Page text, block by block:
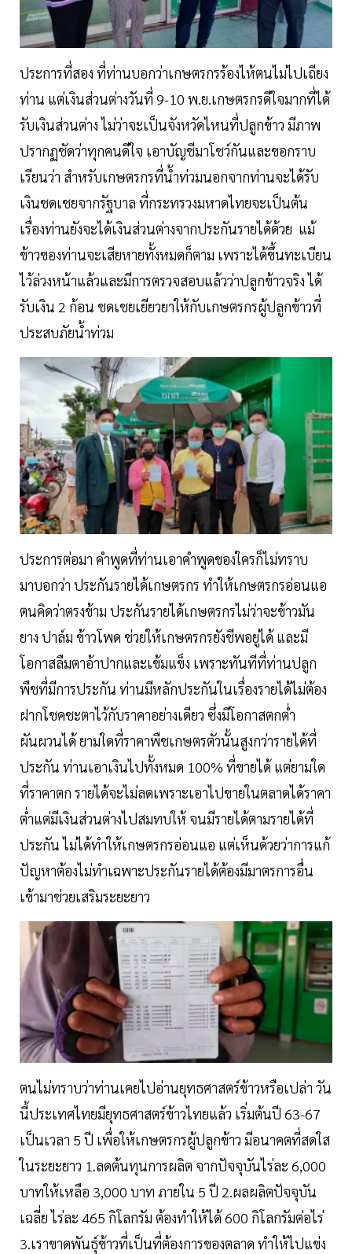
ประการที่สอง ที่ท่านบอกว่าเกษตรกรร้องไห้ตนไม่ไปเถียง
ท่าน แต่เงินส่วนต่างวันที่ 9-10 พ.ย.เกษตรกรดีใจมากที่ได้
รับเงินส่วนต่าง ไม่ว่าจะเป็นจังหวัดไหนที่ปลูกข้าว มีภาพ
ปรากฏชัดว่าทุกคนดีใจ เอาบัญชีมาโชว์กันและขอกราบ
เรียนว่า สำหรับเกษตรกรที่น้ำท่วมนอกจากท่านจะได้รับ
เงินชดเชยจากรัฐบาล ที่กระทรวงมหาดไทยจะเป็นต้น
เรื่องท่านยังจะได้เงินส่วนต่างจากประกันรายได้ด้วย แม้
ข้าวของท่านจะเสียหายทั้งหมดก็ตาม เพราะได้ขึ้นทะเบียน
ไว้ล่วงหน้าแล้วและมีการตรวจสอบแล้วว่าปลูกข้าวจริง ได้
รับเงิน 2 ก้อน ชดเชยเยียวยาให้กับเกษตรกรผู้ปลูกข้าวที่
ประสบภัยน้ำท่วม
ประการต่อมา คำพูดที่ท่านเอาคำพูดของใครก็ไม่ทราบ
มาบอกว่า ประกันรายได้เกษตรกร ทำให้เกษตรกรอ่อนแอ
ตนคิดว่าตรงข้าม ประกันรายได้เกษตรกรไม่ว่าจะข้าวมัน
ยาง ปาล์ม ข้าวโพด ช่วยให้เกษตรกรยังชีพอยู่ได้ และมี
โอกาสลืมตาอ้าปากและเข้มแข็ง เพราะทันทีที่ท่านปลูก
พืชที่มีการประกัน ท่านมีหลักประกันในเรื่องรายได้ไม่ต้อง
ฝากโชคชะตาไว้กับราคาอย่างเดียว ซึ่งมีโอกาสตกต่ำ
ผันผวนได้ ยามใดที่ราคาพืชเกษตรตัวนั้นสูงกว่ารายได้ที่
ประกัน ท่านเอาเงินไปทั้งหมด 100% ที่ขายได้ แต่ยามใด
ที่ราคาตก รายได้จะไม่ลดเพราะเอาไปขายในตลาดได้ราคา
ต่ำแต่มีเงินส่วนต่างไปสมทบให้ จนมีรายได้ตามรายได้ที่
ประกัน ไม่ได้ทำให้เกษตรกรอ่อนแอ แต่เห็นด้วยว่าการแก้
ปัญหาต้องไม่ทำเฉพาะประกันรายได้ต้องมีมาตรการอื่น
เข้ามาช่วยเสริมระยะยาว
ตนไม่ทราบว่าท่านเคยไปอ่านยุทธศาสตร์ข้าวหรือเปล่า วัน
นี้ประเทศไทยมียุทธศาสตร์ข้าวไทยแล้ว เริ่มต้นปี 63-67
เป็นเวลา 5 ปี เพื่อให้เกษตรกรผู้ปลูกข้าว มีอนาคตที่สดใส
ในระยะยาว 1.ลดต้นทุนการผลิต จากปัจจุบันไร่ละ 6,000
บาทให้เหลือ 3,000 บาท ภายใน 5 ปี 2.ผลผลิตปัจจุบัน
เฉลี่ย ไร่ละ 465 กิโลกรัม ต้องทำให้ได้ 600 กิโลกรัมต่อไร่
3.เราขาดพันธุ์ข้าวที่เป็นที่ต้องการของตลาด ทำให้ไปแข่ง